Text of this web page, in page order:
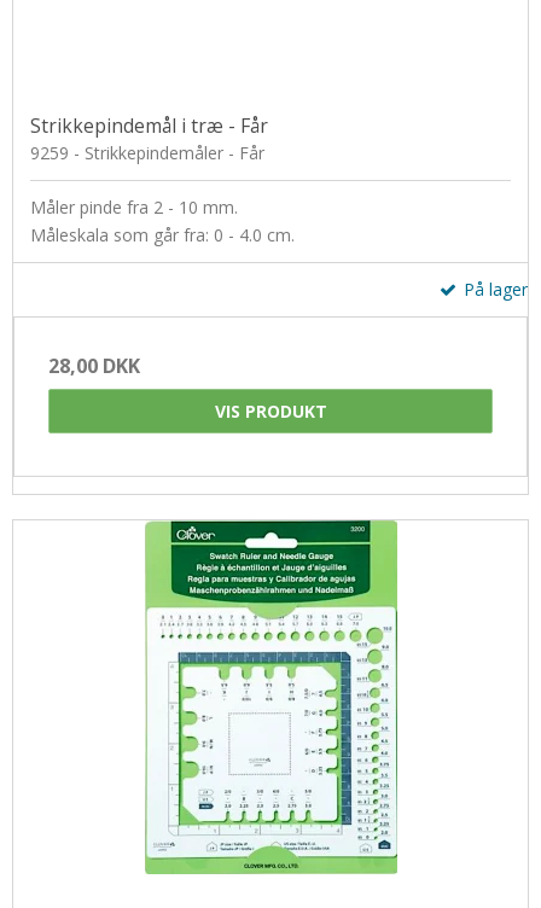
Strikkepindemål i træ - Får
9259 - Strikkepindemåler - Får
Måler pinde fra 2 - 10 mm.
Måleskala som går fra: 0 - 4.0 cm.
På lager
28,00 DKK
VIS PRODUKT